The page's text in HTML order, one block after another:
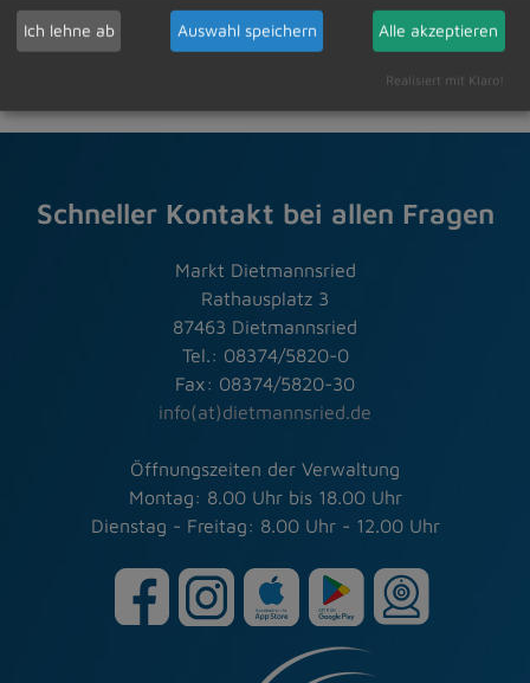
Amtliche Bekanntmachungen Veranstaltungstermine
Schneller Kontakt bei allen Fragen
Markt Dietmannsried
Rathausplatz 3
87463 Dietmannsried
Tel.: 08374/5820-0
Fax: 08374/5820-30
info(at)dietmannsried.de
Öffnungszeiten der Verwaltung
Montag: 8.00 Uhr bis 18.00 Uhr
Dienstag - Freitag: 8.00 Uhr - 12.00 Uhr
Ich lehne ab Auswahl speichern Alle akzeptieren
Realisiert mit Klaro!